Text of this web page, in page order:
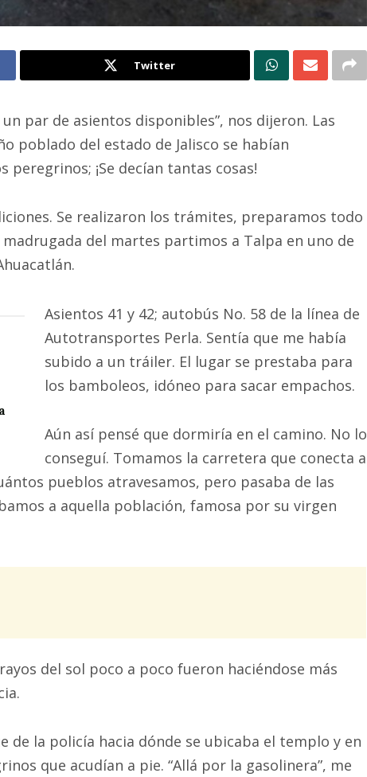
Twitter
par de asientos disponibles”, nos dijeron. Las
poblado del estado de Jalisco se habían
peregrinos; ¡Se decían tantas cosas!
Se realizaron los trámites, preparamos todo
madrugada del martes partimos a Talpa en uno de
Asientos 41 y 42; autobús No. 58 de la línea de
Autotransportes Perla. Sentía que me había
subido a un tráiler. El lugar se prestaba para
los bamboleos, idóneo para sacar empachos.
Aún así pensé que dormiría en el camino. No lo
conseguí. Tomamos la carretera que conecta a
pueblos atravesamos, pero pasaba de las
a aquella población, famosa por su virgen
del sol poco a poco fueron haciéndose más
de la policía hacia dónde se ubicaba el templo y en
que acudían a pie. “Allá por la gasolinera”, me